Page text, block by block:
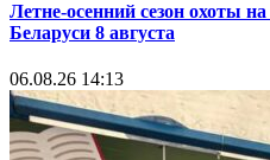
Летне-осенний сезон охоты
Беларуси 8 августа
06.08.26 14:13